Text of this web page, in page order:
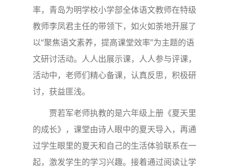
率，青岛为明学校小学部全体语文教师在特级
教师李凤君主任的带领下，如火如荼地开展了
以“聚焦语文素养，提高课堂效率”为主题的语
文研讨活动。人人出展示课，人人参与评课，
活动中，老师们精心备课，认真反思，积极研
讨，获益匪浅。
贾若军老师执教的是六年级上册《夏天里
的成长》，课堂由诗人眼中的夏天导入，再通
过学生眼里的夏天和自己的生活体验联系在一
起，激发学生的学习兴趣。接着通过阅读让学